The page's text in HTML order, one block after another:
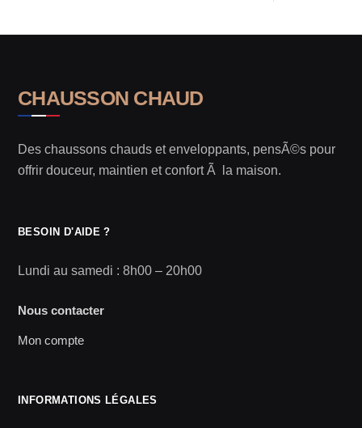
CHAUSSON CHAUD
Des chaussons chauds et enveloppants, pensÃ©s pour
offrir douceur, maintien et confort Ã la maison.
BESOIN D'AIDE ?
Lundi au samedi : 8h00 – 20h00
Nous contacter
Mon compte
INFORMATIONS LÉGALES